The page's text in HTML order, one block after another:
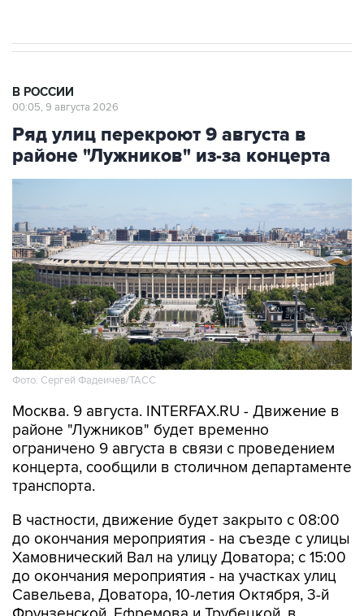
Ряд улиц перекроют 9 августа в
районе "Лужников" из-за концерта
Фото: Сергей Фадеичев/ТАСС
Москва. 9 августа. INTERFAX.RU - Движение в
ограничено 9 августа в связи с проведением
концерта, сообщили в столичном департаменте
транспорта.
В частности, движение будет закрыто с 08:00
Хамовнический Вал на улицу Доватора; с 15:00
до окончания мероприятия - на участках улиц
Савельева, Доватора, 10-летия Октября, 3-й
Фрунзенской, Ефремова и Трубецкой, в
Проектируемом проезде № 2309.